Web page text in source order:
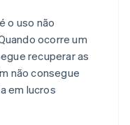
o uso não
ocorre um
recuperar as
não consegue
em lucros